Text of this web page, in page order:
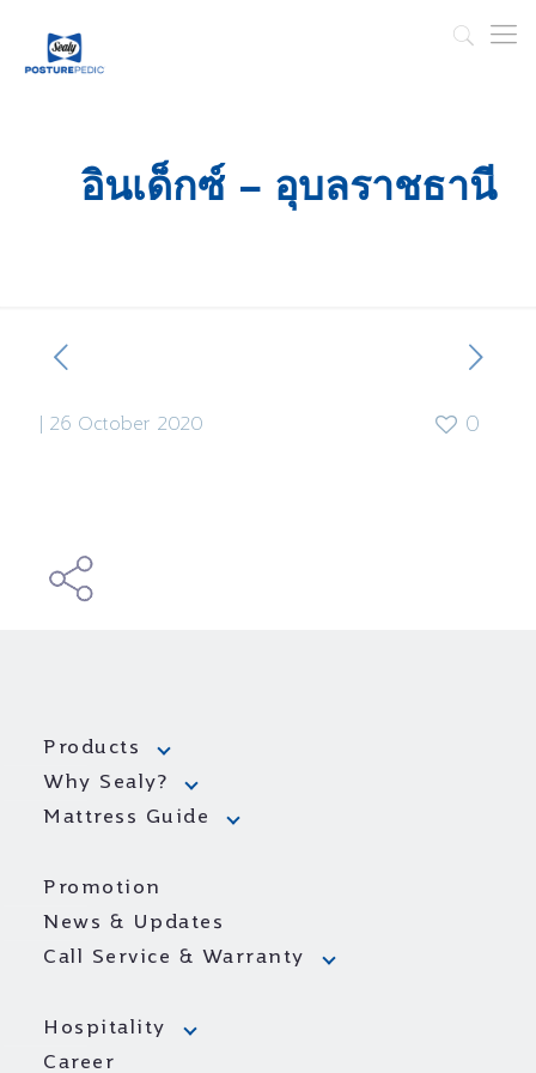
อินเด็กซ์ – อุบลราชธานี
26 October 2020 0
Products
Why Sealy?
Mattress Guide
Promotion
News & Updates
Call Service & Warranty
Hospitality
Career